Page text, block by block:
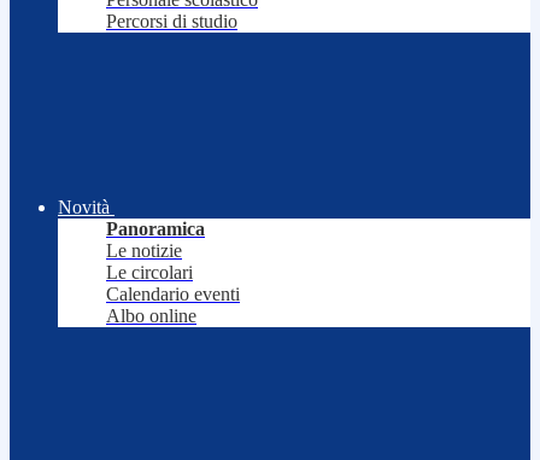
Percorsi di studio
Novità
Panoramica
Le notizie
Le circolari
Calendario eventi
Albo online